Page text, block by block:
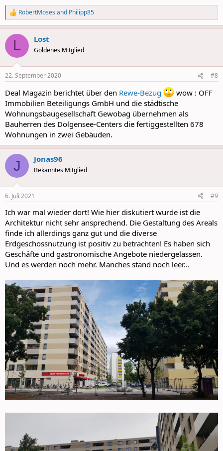
R
e
a
c
i
s
RobertMoses and Philipp85
L Lost
Goldenes Mitglied
22. September 2020 #8
Deal Magazin berichtet über den Rewe-Bezug
wow : OFF
Immobilien Beteiligungs GmbH und die städtische
Wohnungsbaugesellschaft Gewobag übernehmen als
Bauherren des Dolgensee-Centers die fertiggestellten 678
Wohnungen in zwei Gebäuden.
J Jonas96
Bekanntes Mitglied
6. Juli 2021 #9
Ich war mal wieder dort! Wie hier diskutiert wurde ist die
Architektur nicht sehr ansprechend. Die Gestaltung des Areals
finde ich allerdings ganz gut und die diverse
Erdgeschossnutzung ist positiv zu betrachten! Es haben sich
Geschäfte und gastronomische Angebote niedergelassen.
Und es werden noch mehr. Manches stand noch leer...